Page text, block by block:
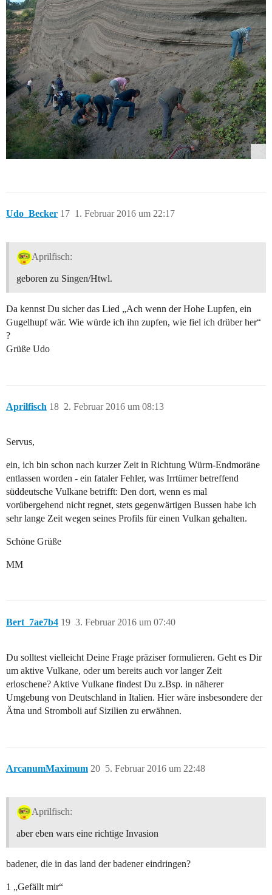
Udo_Becker 1. Februar 2016 um 22:17
17
Aprilfisch:
geboren zu Singen/Htwl.
Da kennst Du sicher das Lied „Ach wenn der Hohe Lupfen, ein
Gugelhupf wär. Wie würde ich ihn zupfen, wie fiel ich drüber her“
?
Grüße Udo
Aprilfisch 2. Februar 2016 um 08:13
18
Servus,
ein, ich bin schon nach kurzer Zeit in Richtung Würm-Endmoräne
entlassen worden - ein fataler Fehler, was Irrtümer betreffend
süddeutsche Vulkane betrifft: Den dort, wenn es mal
vorübergehend nicht regnet, stets gegenwärtigen Bussen habe ich
sehr lange Zeit wegen seines Profils für einen Vulkan gehalten.
Schöne Grüße
MM
Bert_7ae7b4 3. Februar 2016 um 07:40
19
Du solltest vielleicht Deine Frage präziser formulieren. Geht es Dir
um aktive Vulkane, oder um bereits auch vor langer Zeit
erloschene? Aktive Vulkane findest Du z.Bsp. in näherer
Umgebung von Deutschland in Italien. Hier wäre insbesondere der
Ätna und Stromboli auf Sizilien zu erwähnen.
ArcanumMaximum 5. Februar 2016 um 22:48
20
Aprilfisch:
aber eben wars eine richtige Invasion
badener, die in das land der badener eindringen?
1 „Gefällt mir“